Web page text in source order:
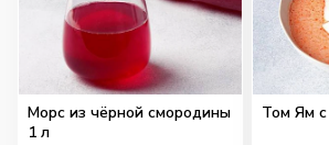
Морс из чёрной смородины
1 л
Том Ям